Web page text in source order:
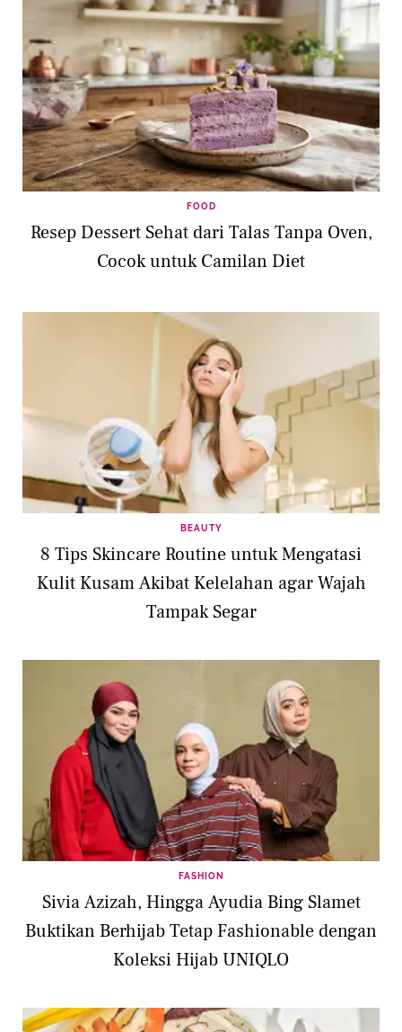
FOOD
Resep Dessert Sehat dari Talas Tanpa Oven,
Cocok untuk Camilan Diet
BEAUTY
8 Tips Skincare Routine untuk Mengatasi
Kulit Kusam Akibat Kelelahan agar Wajah
Tampak Segar
FASHION
Sivia Azizah, Hingga Ayudia Bing Slamet
Buktikan Berhijab Tetap Fashionable dengan
Koleksi Hijab UNIQLO